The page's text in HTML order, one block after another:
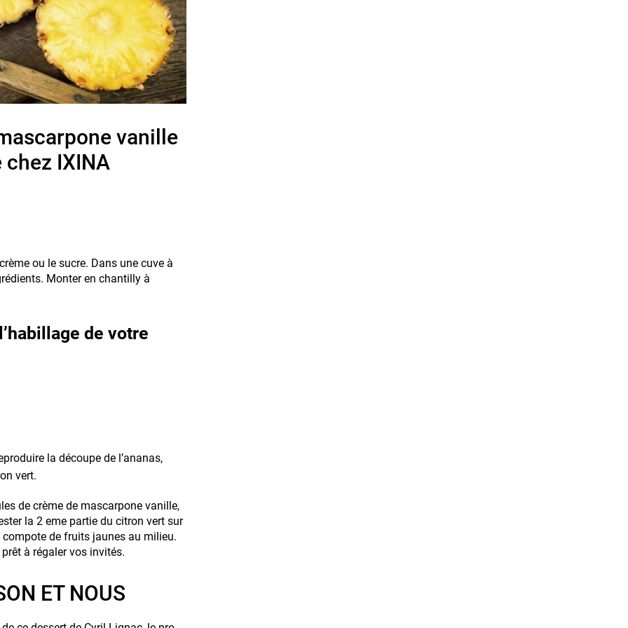
vanille
IXINA
ou le sucre. Dans une cuve à
Monter en chantilly à
de votre
la découpe de l’ananas,
vert.
de crème de mascarpone vanille,
la 2 eme partie du citron vert sur
compote de fruits jaunes au milieu.
à régaler vos invités.
ET NOUS